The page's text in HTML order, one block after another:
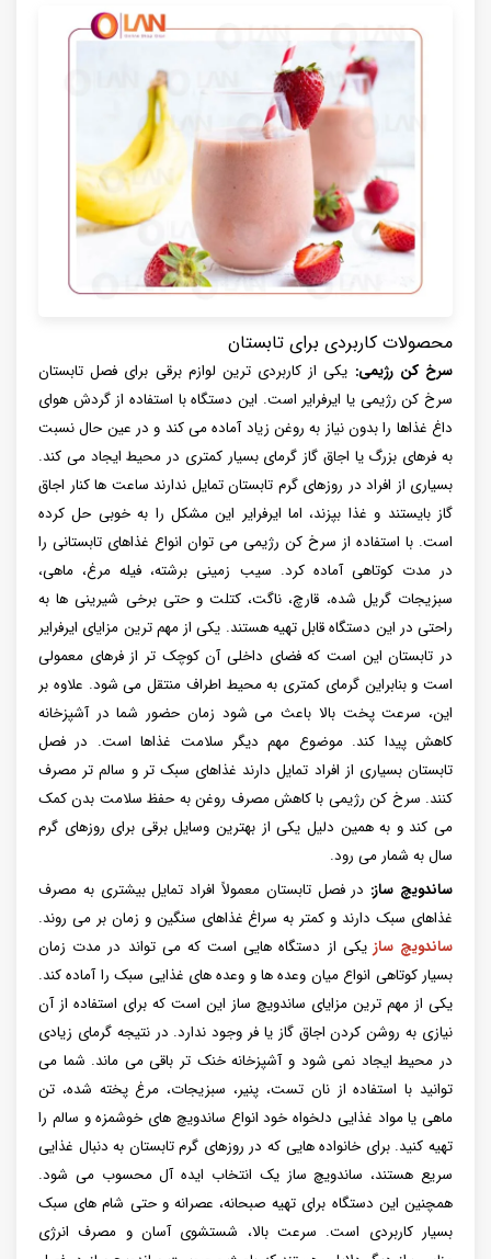
محصولات کاربردی برای تابستان
سرخ کن رژیمی: یکی از کاربردی ترین لوازم برقی برای فصل تابستان
سرخ کن رژیمی یا ایرفرایر است. این دستگاه با استفاده از گردش هوای
داغ غذاها را بدون نیاز به روغن زیاد آماده می کند و در عین حال نسبت
به فرهای بزرگ یا اجاق گاز گرمای بسیار کمتری در محیط ایجاد می کند.
بسیاری از افراد در روزهای گرم تابستان تمایل ندارند ساعت ها کنار اجاق
گاز بایستند و غذا بپزند، اما ایرفرایر این مشکل را به خوبی حل کرده
است. با استفاده از سرخ کن رژیمی می توان انواع غذاهای تابستانی را
در مدت کوتاهی آماده کرد. سیب زمینی برشته، فیله مرغ، ماهی،
سبزیجات گریل شده، قارچ، ناگت، کتلت و حتی برخی شیرینی ها به
راحتی در این دستگاه قابل تهیه هستند. یکی از مهم ترین مزایای ایرفرایر
در تابستان این است که فضای داخلی آن کوچک تر از فرهای معمولی
است و بنابراین گرمای کمتری به محیط اطراف منتقل می شود. علاوه بر
این، سرعت پخت بالا باعث می شود زمان حضور شما در آشپزخانه
کاهش پیدا کند. موضوع مهم دیگر سلامت غذاها است. در فصل
تابستان بسیاری از افراد تمایل دارند غذاهای سبک تر و سالم تر مصرف
کنند. سرخ کن رژیمی با کاهش مصرف روغن به حفظ سلامت بدن کمک
می کند و به همین دلیل یکی از بهترین وسایل برقی برای روزهای گرم
سال به شمار می رود.
ساندویچ ساز: در فصل تابستان معمولاً افراد تمایل بیشتری به مصرف
غذاهای سبک دارند و کمتر به سراغ غذاهای سنگین و زمان بر می روند.
ساندویچ ساز یکی از دستگاه هایی است که می تواند در مدت زمان
بسیار کوتاهی انواع میان وعده ها و وعده های غذایی سبک را آماده کند.
یکی از مهم ترین مزایای ساندویچ ساز این است که برای استفاده از آن
نیازی به روشن کردن اجاق گاز یا فر وجود ندارد. در نتیجه گرمای زیادی
در محیط ایجاد نمی شود و آشپزخانه خنک تر باقی می ماند. شما می
توانید با استفاده از نان تست، پنیر، سبزیجات، مرغ پخته شده، تن
ماهی یا مواد غذایی دلخواه خود انواع ساندویچ های خوشمزه و سالم را
تهیه کنید. برای خانواده هایی که در روزهای گرم تابستان به دنبال غذایی
سریع هستند، ساندویچ ساز یک انتخاب ایده آل محسوب می شود.
همچنین این دستگاه برای تهیه صبحانه، عصرانه و حتی شام های سبک
بسیار کاربردی است. سرعت بالا، شستشوی آسان و مصرف انرژی